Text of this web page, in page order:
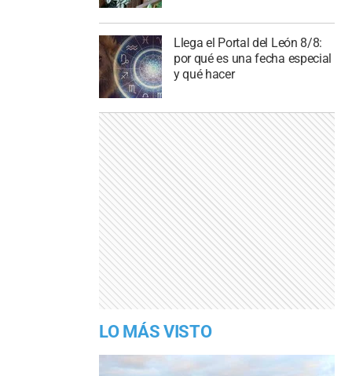
Llega el Portal del León 8/8:
por qué es una fecha especial
y qué hacer
LO MÁS VISTO